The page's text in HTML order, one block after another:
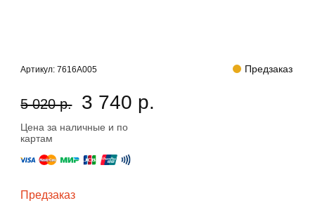
Артикул:7616A005 Предзаказ
5 020 р. 3 740 р.
Цена за наличные и по
картам
Предзаказ